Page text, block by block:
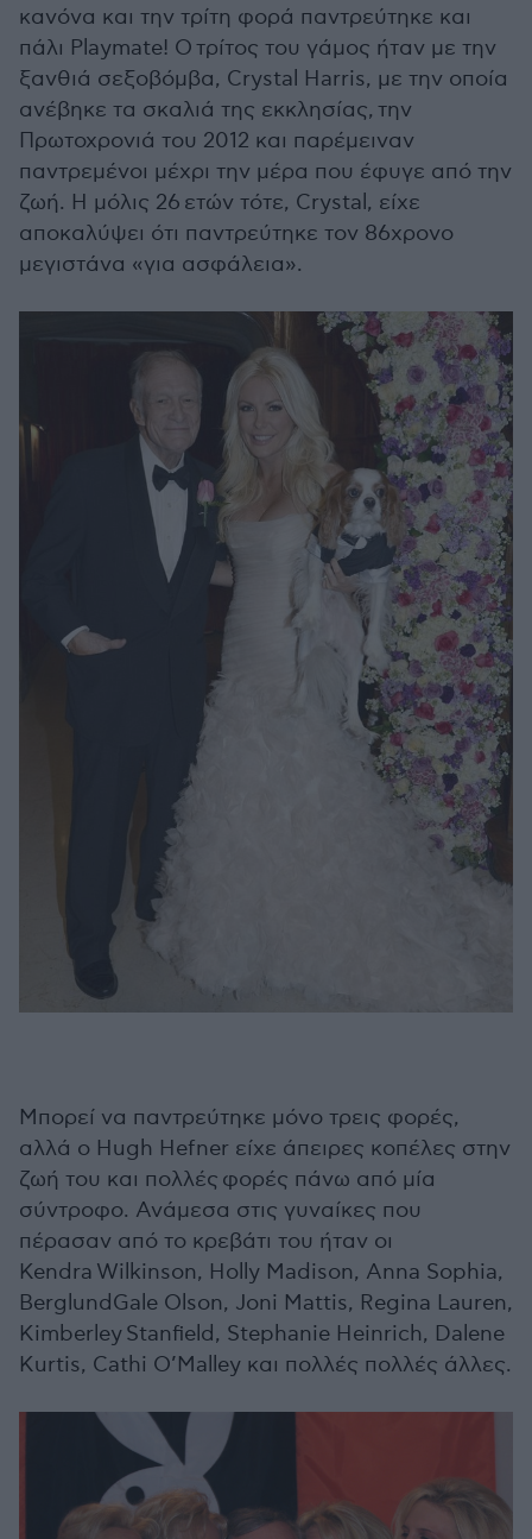
κανόνα και την τρίτη φορά παντρεύτηκε και
πάλι Playmate! Ο τρίτος του γάμος ήταν με την
ξανθιά σεξοβόμβα, Crystal Harris, με την οποία
ανέβηκε τα σκαλιά της εκκλησίας, την
Πρωτοχρονιά του 2012 και παρέμειναν
παντρεμένοι μέχρι την μέρα που έφυγε από την
ζωή. Η μόλις 26 ετών τότε, Crystal, είχε
αποκαλύψει ότι παντρεύτηκε τον 86χρονο
μεγιστάνα «για ασφάλεια».
Μπορεί να παντρεύτηκε μόνο τρεις φορές,
αλλά ο Hugh Hefner είχε άπειρες κοπέλες στην
ζωή του και πολλές φορές πάνω από μία
σύντροφο. Ανάμεσα στις γυναίκες που
πέρασαν από το κρεβάτι του ήταν οι
Kendra Wilkinson, Holly Madison, Anna Sophia,
BerglundGale Olson, Joni Mattis, Regina Lauren,
Kimberley Stanfield, Stephanie Heinrich, Dalene
Kurtis, Cathi O’Malley και πολλές πολλές άλλες.